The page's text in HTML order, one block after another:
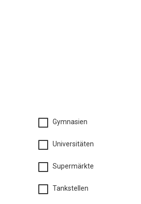
Gymnasien
Universitäten
Supermärkte
Tankstellen